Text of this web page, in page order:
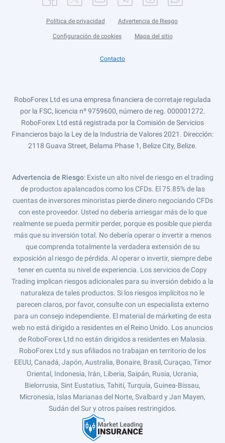
Política de privacidad Advertencia de Riesgo
Configuración de cookies Mapa del sitio
Contacto
RoboForex Ltd es una empresa financiera de corretaje regulada
por la FSC, licencia nº 9759600, número de reg. 000001272.
RoboForex Ltd está registrada por la Comisión de Servicios
Financieros bajo la Ley de la Industria de Valores 2021. Dirección:
2118 Guava Street, Belama Phase 1, Belize City, Belize.
Advertencia de Riesgo: Existe un alto nivel de riesgo en el trading
de productos apalancados como los CFDs. El 75.85% de las
cuentas de inversores minoristas pierde dinero negociando CFDs
con este proveedor. Usted no debería arriesgar más de lo que
realmente se pueda permitir perder, porque es posible que pierda
más que su inversión total. No debería operar o invertir a menos
que comprenda totalmente la verdadera extensión de su
exposición al riesgo de pérdida. Al operar o invertir, siempre debe
tener en cuenta su nivel de experiencia. Los servicios de Copy
Trading implican riesgos adicionales para su inversión debido a la
naturaleza de tales productos. Si los riesgos implícitos no le
parecen claros, por favor, consulte con un especialista externo
para un consejo independiente. El material de márketing de esta
web no está dirigido a residentes en el Reino Unido. Los anuncios
de RoboForex Ltd no están dirigidos a residentes en Malasia.
RoboForex Ltd y sus afiliados no trabajan en territorio de los
EEUU, Canadá, Japón, Australia, Bonaire, Brasil, Curaçao, Timor
Oriental, Indonesia, Irán, Liberia, Saipán, Rusia, Ucrania,
Bielorrusia, Sint Eustatius, Tahití, Turquía, Guinea-Bissau,
Micronesia, Islas Marianas del Norte, Svalbard y Jan Mayen,
Sudán del Sur y otros países restringidos.